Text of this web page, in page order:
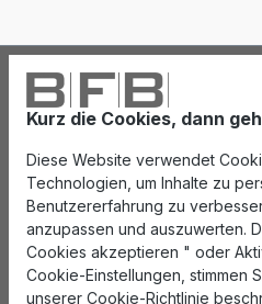
Kurz die Cookies, dann
Diese Website verwendet
Technologien, um Inhalte zu
Benutzererfahrung zu
anzupassen und auszuwerten.
Cookies akzeptieren " oder
Cookie-Einstellungen, stimmen
unserer Cookie-Richtlinie